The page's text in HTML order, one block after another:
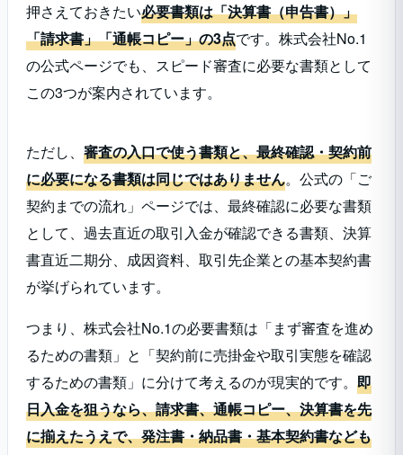
押さえておきたい必要書類は「決算書（申告書）」
「請求書」「通帳コピー」の3点です。株式会社No.1
の公式ページでも、スピード審査に必要な書類として
この3つが案内されています。
ただし、 審査の入口で使う書類と、最終確認・契約前
に必要になる書類は同じではありません。公式の「ご
契約までの流れ」ページでは、最終確認に必要な書類
として、過去直近の取引入金が確認できる書類、決算
書直近二期分、成因資料、取引先企業との基本契約書
が挙げられています。
つまり、株式会社No.1の必要書類は「まず審査を進め
るための書類」と「契約前に売掛金や取引実態を確認
するための書類」に分けて考えるのが現実的です。 即
日入金を狙うなら、請求書、通帳コピー、決算書を先
に揃えたうえで、発注書・納品書・基本契約書なども